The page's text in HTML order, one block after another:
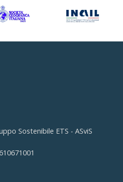
Sostenibile ETS - ASviS